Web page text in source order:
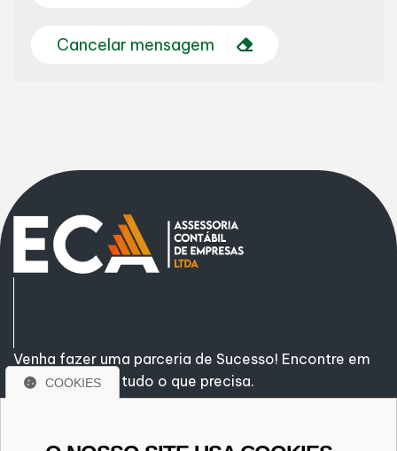
Cancelar mensagem
Venha fazer uma parceria de Sucesso! Encontre em
nossa empresa tudo o que precisa.
COOKIES